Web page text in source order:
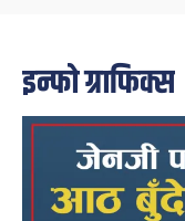
इन्फो ग्राफिक्स